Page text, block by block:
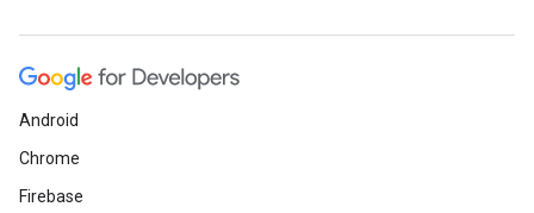
Android
Chrome
Firebase